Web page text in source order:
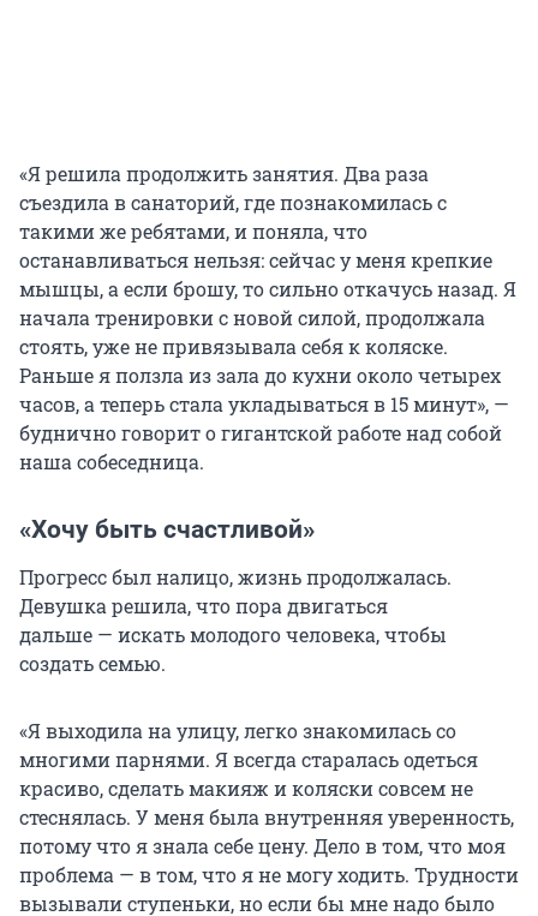
«Я решила продолжить занятия. Два раза
съездила в санаторий, где познакомилась с
такими же ребятами, и поняла, что
останавливаться нельзя: сейчас у меня крепкие
мышцы, а если брошу, то сильно откачусь назад. Я
начала тренировки с новой силой, продолжала
стоять, уже не привязывала себя к коляске.
Раньше я ползла из зала до кухни около четырех
часов, а теперь стала укладываться в 15 минут», —
буднично говорит о гигантской работе над собой
наша собеседница.
«Хочу быть счастливой»
Прогресс был налицо, жизнь продолжалась.
Девушка решила, что пора двигаться
дальше — искать молодого человека, чтобы
создать семью.
«Я выходила на улицу, легко знакомилась со
многими парнями. Я всегда старалась одеться
красиво, сделать макияж и коляски совсем не
стеснялась. У меня была внутренняя уверенность,
потому что я знала себе цену. Дело в том, что моя
проблема — в том, что я не могу ходить. Трудности
вызывали ступеньки, но если бы мне надо было